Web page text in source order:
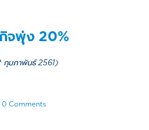
จพุ่ง 20%
มภาพันธ์ 2561)
0 Comments